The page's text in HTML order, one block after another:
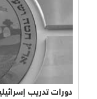
دورات تدريب